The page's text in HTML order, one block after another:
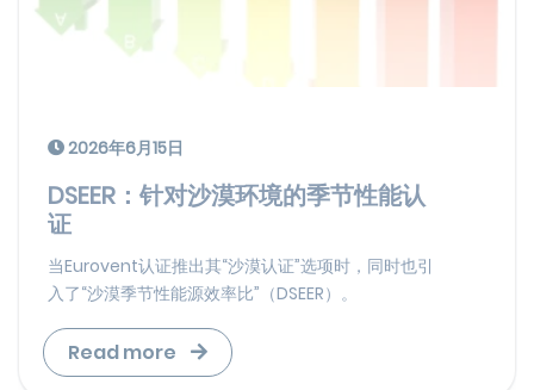
2026年6月15日
DSEER：针对沙漠环境的季节性能认
证
当Eurovent认证推出其“沙漠认证”选项时，同时也引
入了“沙漠季节性能源效率比”（DSEER）。
Read more